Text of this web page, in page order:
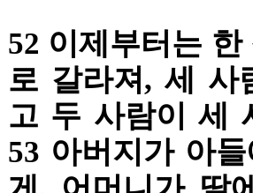
52 이제부터는
로 갈라져, 세 사
고 두 사람이 세
53 아버지가 아